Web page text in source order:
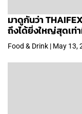
มาดูกันว่า
ถึงได้ยิ่งใหญ่สุดเท่
Food & Drink | May 13,